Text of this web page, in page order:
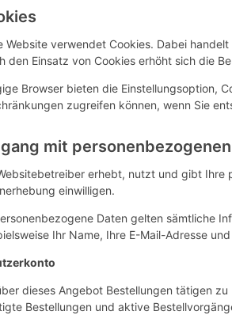
Website verwendet Cookies. Dabei
den Einsatz von Cookies erhöht sich die
Browser bieten die Einstellungsoption,
zugreifen können, wenn Sie
mit
erhebt, nutzt und gibt Ihre
einwilligen.
Daten gelten sämtliche
Ihr Name, Ihre E-Mail-Adresse
dieses Angebot Bestellungen tätigen
Bestellungen und aktive